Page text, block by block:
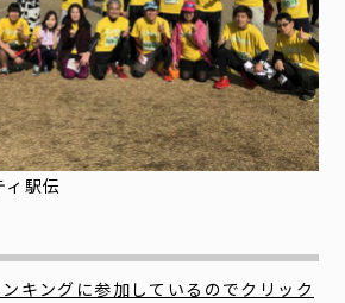
駅伝
キングに参加しているのでクリック